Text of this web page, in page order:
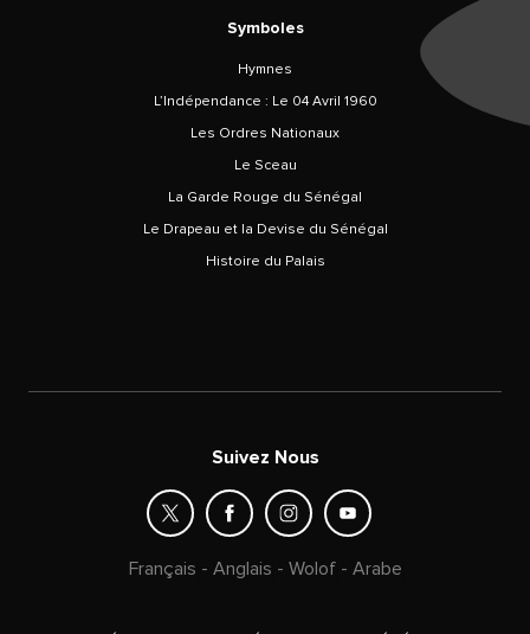
Symboles
Hymnes
L’Indépendance : Le 04 Avril 1960
Les Ordres Nationaux
Le Sceau
La Garde Rouge du Sénégal
Le Drapeau et la Devise du Sénégal
Histoire du Palais
Suivez Nous
Français - Anglais - Wolof- Arabe